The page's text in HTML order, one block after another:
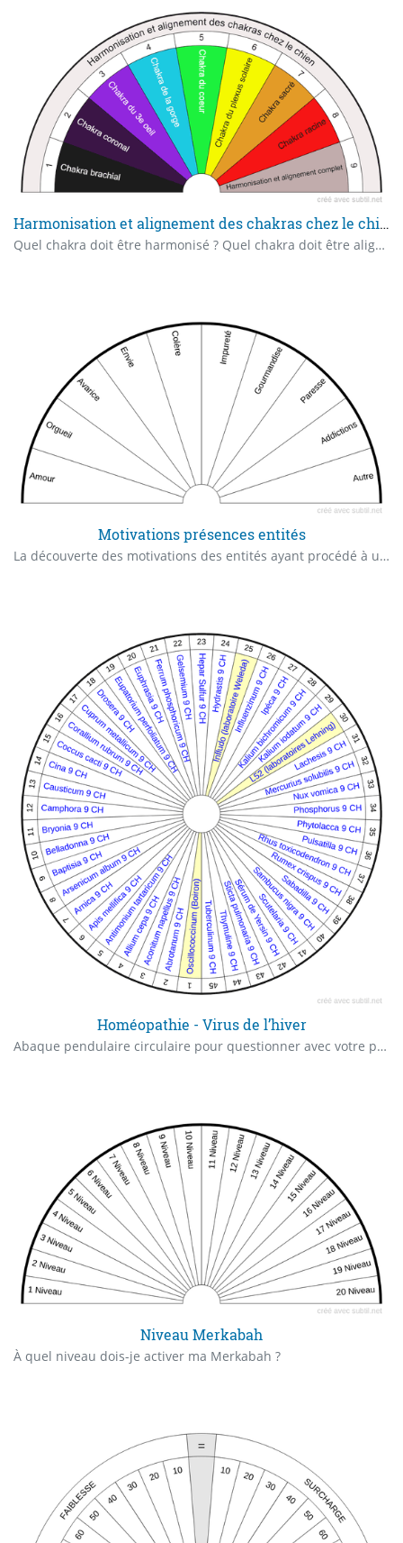
Harmonisation et alignement des chakras chez le chien
Quel chakra doit être harmonisé ? Quel chakra doit être aligné ?
Motivations présences entités
La découverte des motivations des entités ayant procédé à un squat est en règle générale éclairante sur l’intériorité du patient.
Homéopathie - Virus de l’hiver
Abaque pendulaire circulaire pour questionner avec votre pendule, quelle granule utiliser pour lutter contre les virus de l’hiver ?
Niveau Merkabah
À quel niveau dois-je activer ma Merkabah ?